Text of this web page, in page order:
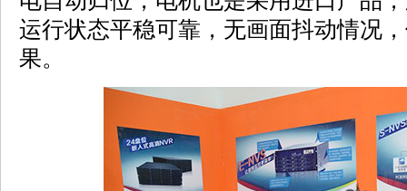
运行状态平稳可靠，无画面抖动情况
果。